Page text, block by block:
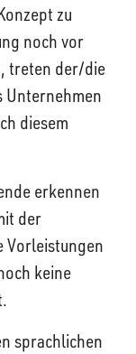
zu
noch vor
treten der/die
Unternehmen
diesem
erkennen
der
Vorleistungen
keine
sprachlichen